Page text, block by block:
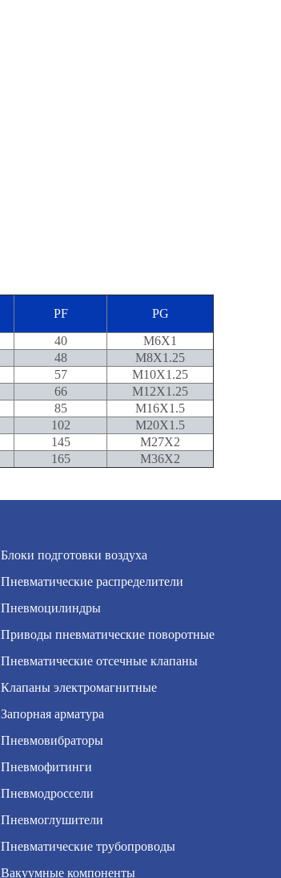
PF
PG
40
M6X1
48
M8X1.25
57
M10X1.25
66
M12X1.25
85
M16X1.5
102
M20X1.5
145
M27X2
165 M36X2
Блоки подготовки воздуха
Пневматические распределители
Пневмоцилиндры
Приводы пневматические поворотные
Пневматические отсечные клапаны
Клапаны электромагнитные
Запорная арматура
Пневмовибраторы
Пневмофитинги
Пневмодроссели
Пневмоглушители
Пневматические трубопроводы
Вакуумные компоненты